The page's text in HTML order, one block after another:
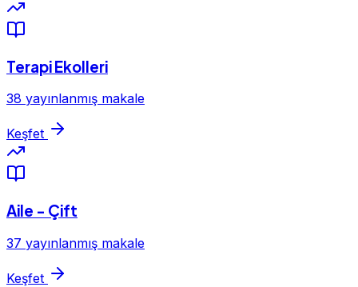
Terapi Ekolleri
38 yayınlanmış makale
Keşfet
Aile - Çift
37 yayınlanmış makale
Keşfet